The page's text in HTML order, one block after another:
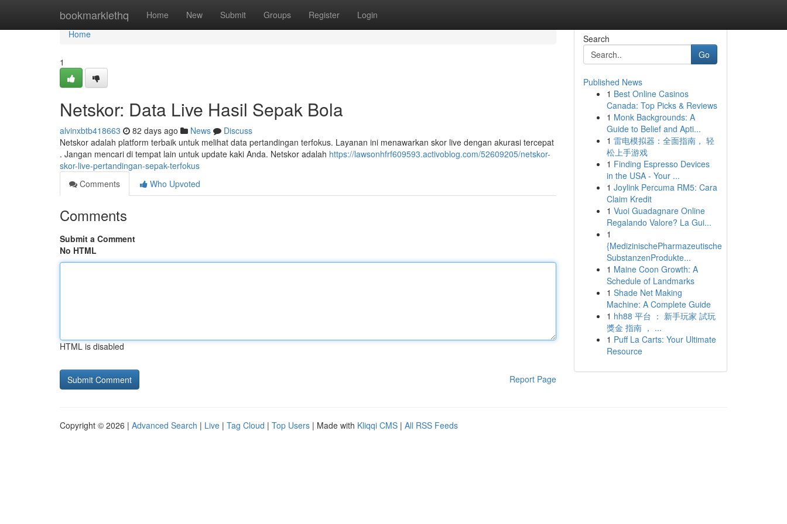
bookmarklethq Home New Submit Groups Register Login
Home
Home
1
Netskor: Data Live Hasil Sepak Bola
alvinxbtb418663 82 days ago News
Discuss
Netskor adalah platform terbaik untuk melihat data pertandingan terfokus. Layanan ini menawarkan skor live dengan akurasi tercepat
. Jangan mencari di tempat lain untuk update kaki Anda. Netskor adalah https://lawsonhfrf609593.activoblog.com/52609205/netskor-
skor-live-pertandingan-sepak-terfokus
Comments
Who Upvoted
Comments
Submit a Comment
No HTML
HTML is disabled
Report Page
Search
Go
Published News
1 Best Online Casinos
Canada: Top Picks & Reviews
1 Monk Backgrounds: A
Guide to Belief and Apti...
1 雷电模拟器：全面指南， 轻
松上手游戏
1 Finding Espresso Devices
in the USA - Your ...
1 Joylink Percuma RM5: Cara
Claim Kredit
1 Vuoi Guadagnare Online
Regalando Valore? La Gui...
1
{MedizinischePharmazeutische
SubstanzenProdukte...
1 Maine Coon Growth: A
Schedule of Landmarks
1 Shade Net Making
Machine: A Complete Guide
1 hh88 平台 ： 新手玩家 試玩
獎金 指南 ， ...
1 Puff La Carts: Your Ultimate
Resource
Copyright © 2026 | Advanced Search | Live | Tag Cloud | Top Users | Made with Kliqqi CMS | All RSS Feeds